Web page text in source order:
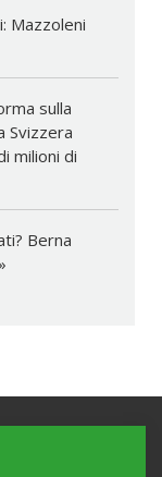
Mazzoleni
sulla
Svizzera
milioni di
Berna